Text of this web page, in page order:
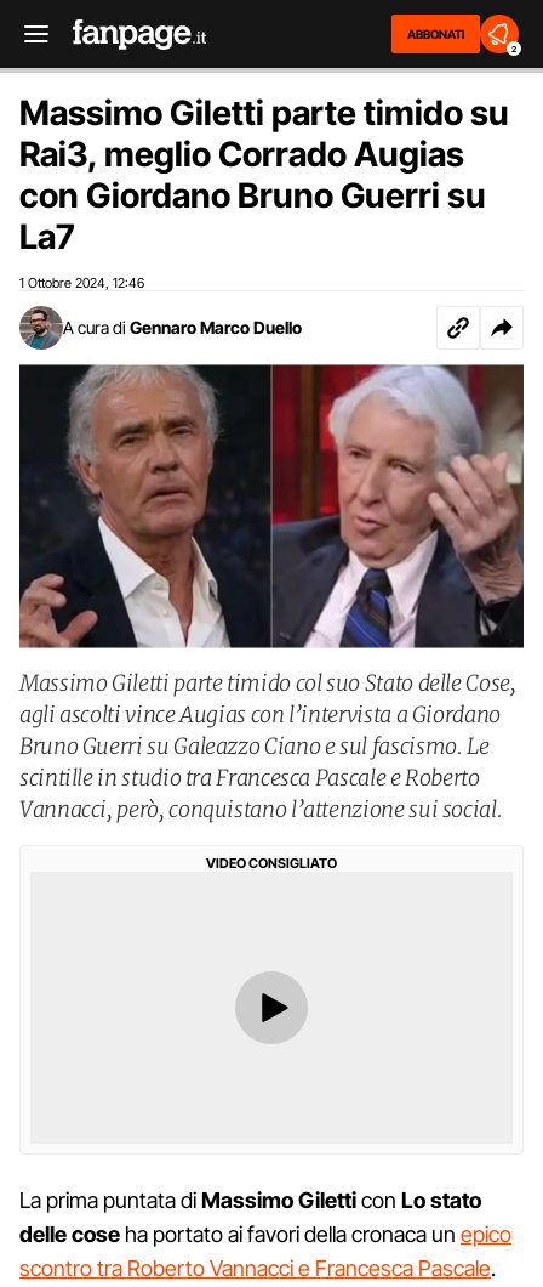
ABBONATI
2
Massimo Giletti parte timido su
Rai3, meglio Corrado Augias
con Giordano Bruno Guerri su
La7
1 Ottobre 2024 12:46
A cura di Gennaro Marco Duello
Massimo Giletti parte timido col suo Stato delle Cose,
agli ascolti vince Augias con l’intervista a Giordano
Bruno Guerri su Galeazzo Ciano e sul fascismo. Le
scintille in studio tra Francesca Pascale e Roberto
Vannacci, però, conquistano l’attenzione sui social.
VIDEO CONSIGLIATO
La prima puntata diMassimoGiletticon Lostato
dellecose ha portato ai favori della cronaca un epico
scontro tra Roberto Vannacci e Francesca Pascale.